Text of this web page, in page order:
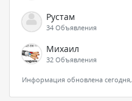
Рустам
34 Объявления
Михаил
32 Объявления
Информация обновлена